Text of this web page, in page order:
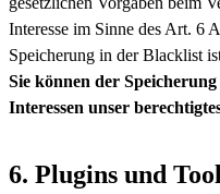
Interesse im Sinne des Art. 6
Speicherung in der Blacklist
Sie können der
Interessen unser
6. Plugins und